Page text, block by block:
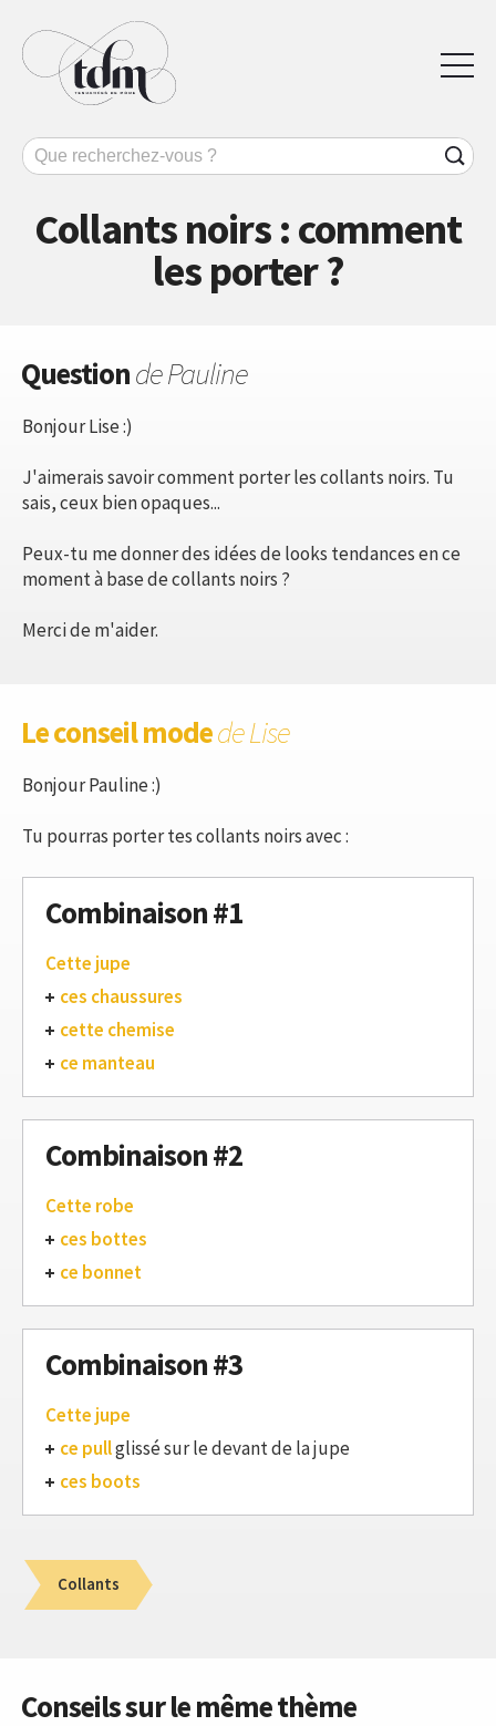
Collants noirs : comment
les porter ?
Questionde Pauline
Bonjour Lise :)
J'aimerais savoir comment porter les collants noirs. Tu
sais, ceux bien opaques...
Peux-tu me donner des idées de looks tendances en ce
moment à base de collants noirs ?
Merci de m'aider.
Le conseil modede Lise
Bonjour Pauline :)
Tu pourras porter tes collants noirs avec :
Combinaison #1
Cette jupe
ces chaussures
cette chemise
ce manteau
Combinaison #2
Cette robe
ces bottes
ce bonnet
Combinaison #3
Cette jupe
ce pullglissé sur le devant de la jupe
ces boots
Collants
Conseils sur le même thème